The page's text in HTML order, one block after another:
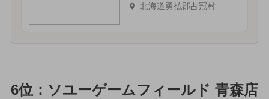
北海道勇払郡占冠村
6位：ソユーゲームフィールド 青森店